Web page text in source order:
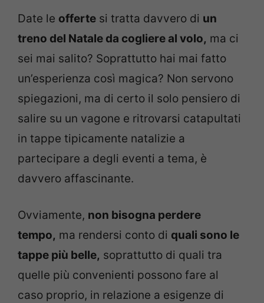
Date le offerte si tratta davvero di un
treno del Natale da cogliere al volo, ma ci
sei mai salito? Soprattutto hai mai fatto
un’esperienza così magica? Non servono
spiegazioni, ma di certo il solo pensiero di
salire su un vagone e ritrovarsi catapultati
in tappe tipicamente natalizie a
partecipare a degli eventi a tema, è
davvero affascinante.
Ovviamente, non bisogna perdere
tempo, ma rendersi conto di quali sono le
tappe più belle, soprattutto di quali tra
quelle più convenienti possono fare al
caso proprio, in relazione a esigenze di